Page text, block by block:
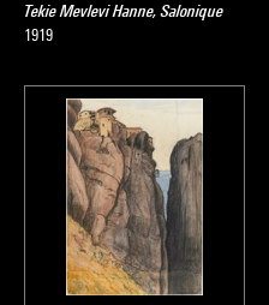
Tekie Mevlevi Hanne, Salonique
1919